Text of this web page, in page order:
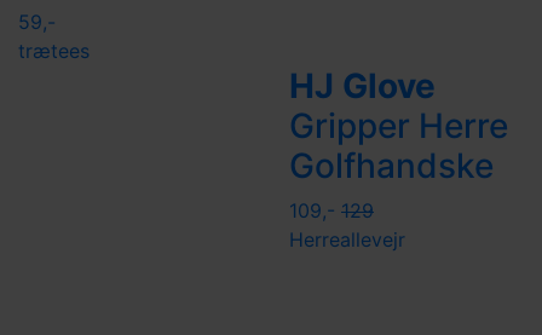
59,-
trætees
HJ Glove
Gripper Herre
Golfhandske
109,- 129
Herreallevejr